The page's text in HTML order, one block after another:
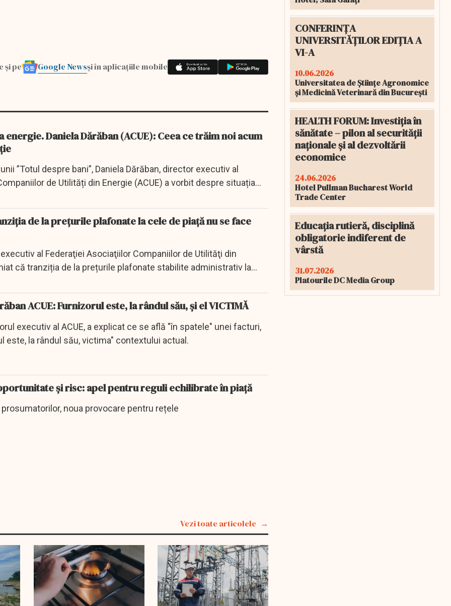
și pe Google Newsși în aplicațiile mobile
”Totul despre bani”, Daniela Dărăban, director executiv al
de Utilități din Energie (ACUE) a vorbit despre situația...
de la prețurile plafonate la cele de piață nu se face
al Federaţiei Asociaţiilor Companiilor de Utilităţi din
că tranziția de la prețurile plafonate stabilite administrativ la
ACUE: Furnizorul este, la rândul său, și el VICTIMĂ
executiv al ACUE, a explicat ce se află "în spatele" unei facturi,
este, la rândul său, victima" contextului actual.
și risc: apel pentru reguli echilibrate în piață
noua provocare pentru rețele
Vezi toate articolele
CONFERINȚA
UNIVERSITĂȚILOR EDIȚIA A
VI-A
10.06.2026
Universitatea de Științe Agronomice
și Medicină Veterinară din București
HEALTH FORUM: Investiția în
sănătate – pilon al securității
naționale și al dezvoltării
economice
24.06.2026
Hotel Pullman Bucharest World
Trade Center
Educația rutieră, disciplină
obligatorie indiferent de
vârstă
31.07.2026
Platourile DC Media Group